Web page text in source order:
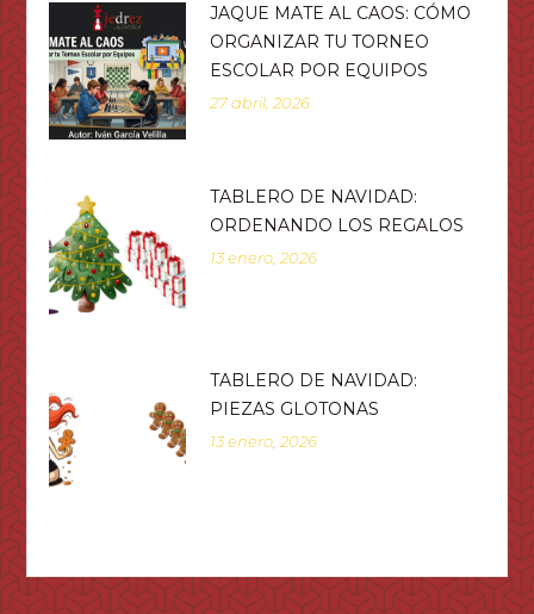
JAQUE MATE AL CAOS: CÓMO
ORGANIZAR TU TORNEO
ESCOLAR POR EQUIPOS
27 abril, 2026
TABLERO DE NAVIDAD:
ORDENANDO LOS REGALOS
13 enero, 2026
TABLERO DE NAVIDAD:
PIEZAS GLOTONAS
13 enero, 2026